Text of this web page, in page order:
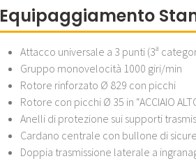
Equipaggiamento
Attacco universale a 3 punti (3ª
Gruppo monovelocità 1000 giri/min
Rotore rinforzato Ø 829 con picchi
Rotore con picchi Ø 35 in “ACCIAIO
Anelli di protezione sui supporti
Cardano centrale con bullone di
Doppia trasmissione laterale a